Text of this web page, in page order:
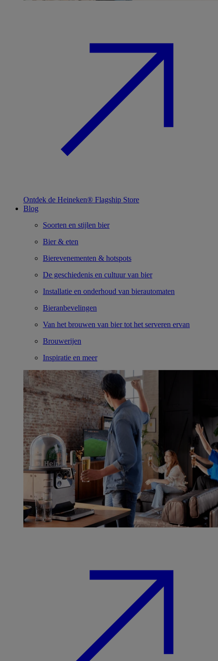
Ontdek de Heineken® Flagship Store
Blog
Soorten en stijlen bier
Bier & eten
Bierevenementen & hotspots
De geschiedenis en cultuur van bier
Installatie en onderhoud van bierautomaten
Bieranbevelingen
Van het brouwen van bier tot het serveren ervan
Brouwerijen
Inspiratie en meer